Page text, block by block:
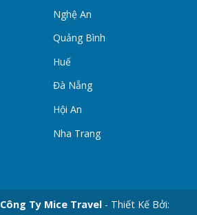
Nghệ An
Quảng Bình
Huế
Đà Nẵng
Hội An
Nha Trang
Công Ty Mice Travel - Thiết Kế Bởi: